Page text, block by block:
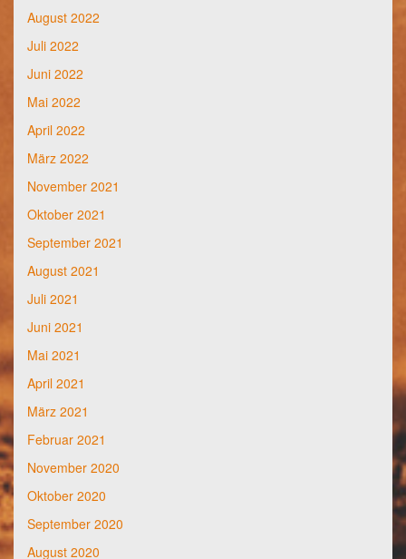
August 2022
Juli 2022
Juni 2022
Mai 2022
April 2022
März 2022
November 2021
Oktober 2021
September 2021
August 2021
Juli 2021
Juni 2021
Mai 2021
April 2021
März 2021
Februar 2021
November 2020
Oktober 2020
September 2020
August 2020